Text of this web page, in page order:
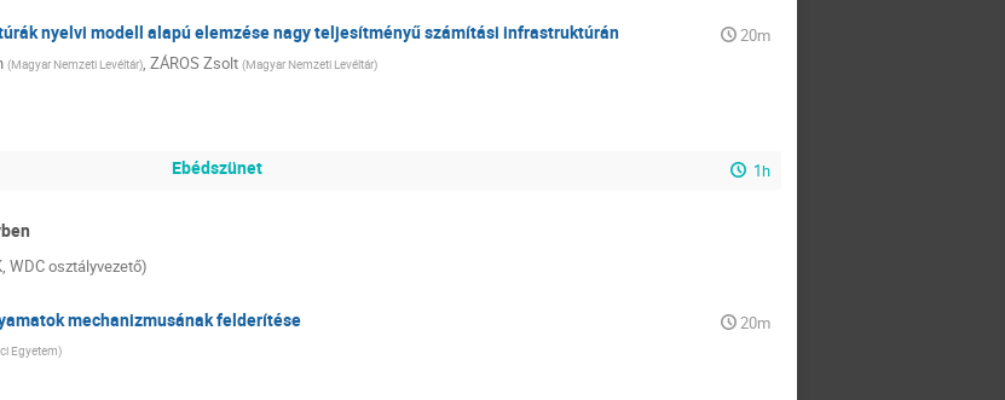
nyelvi modell alapú elemzése nagy teljesítményű számítási infrastruktúrán
20m
(Magyar Nemzeti Levéltár), ZÁROS Zsolt (Magyar Nemzeti Levéltár)
Ebédszünet 1h
WDC osztályvezető)
mechanizmusának felderítése
20m
Egyetem)